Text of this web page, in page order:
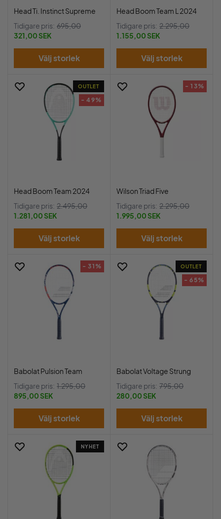
Head Ti. Instinct Supreme
Tidigare pris: 695,00
321,00 SEK
Välj storlek
Head Boom Team L 2024
Tidigare pris: 2.295,00
1.155,00 SEK
Välj storlek
OUTLET
- 49%
Head Boom Team 2024
Tidigare pris: 2.495,00
1.281,00 SEK
Välj storlek
- 13%
Wilson Triad Five
Tidigare pris: 2.295,00
1.995,00 SEK
Välj storlek
- 31%
Babolat Pulsion Team
Tidigare pris: 1.295,00
895,00 SEK
Välj storlek
OUTLET
- 65%
Babolat Voltage Strung
Tidigare pris: 795,00
280,00 SEK
Välj storlek
NYHET